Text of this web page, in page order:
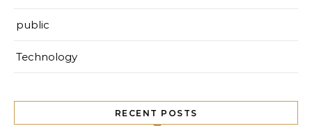
public
Technology
RECENT POSTS